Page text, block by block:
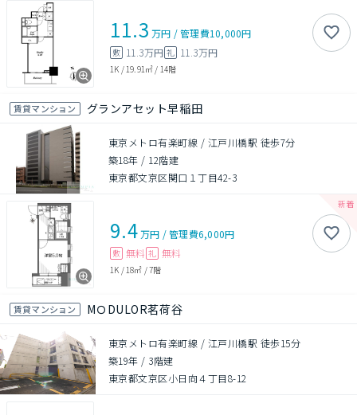
11.3 万円 /管理費10,000円
敷 11.3万円 礼 11.3万円
1K / 19.91㎡ / 14階
賃貸マンション グランアセット早稲田
東京メトロ有楽町線 / 江戸川橋駅 徒歩7分
築18年 / 12階建
東京都文京区関口１丁目42-3
9.4万円 /管理費6,000円
敷 無料 礼 無料
1K / 18㎡ /7階
賃貸マンション MＯDULOR茗荷谷
東京メトロ有楽町線 / 江戸川橋駅 徒歩15分
築19年 / 3階建
東京都文京区小日向４丁目8-12